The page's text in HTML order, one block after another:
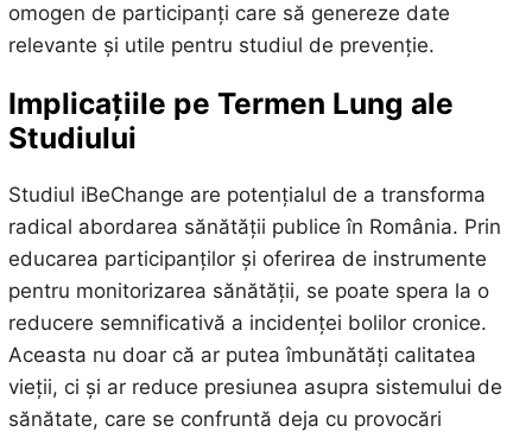
omogen de participanți care să genereze date
relevante și utile pentru studiul de prevenție.
Implicațiile pe Termen Lung ale
Studiului
Studiul iBeChange are potențialul de a transforma
radical abordarea sănătății publice în România. Prin
educarea participanților și oferirea de instrumente
pentru monitorizarea sănătății, se poate spera la o
reducere semnificativă a incidenței bolilor cronice.
Aceasta nu doar că ar putea îmbunătăți calitatea
vieții, ci și ar reduce presiunea asupra sistemului de
sănătate, care se confruntă deja cu provocări